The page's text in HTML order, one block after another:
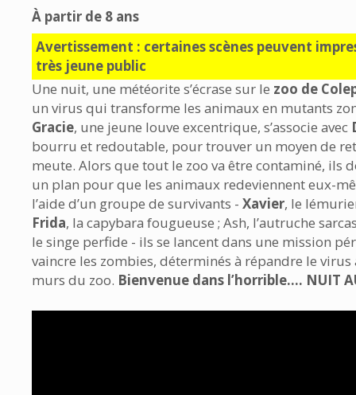
À partir de 8 ans
Avertissement : certaines scènes peuvent
très jeune public
Une nuit, une météorite s’écrase sur le zoo de
un virus qui transforme les animaux en mutants
Gracie, une jeune louve excentrique, s’associe avec
bourru et redoutable, pour trouver un moyen de
meute. Alors que tout le zoo va être contaminé, ils
un plan pour que les animaux redeviennent eux-
l’aide d’un groupe de survivants - Xavier, le
Frida, la capybara fougueuse ; Ash, l’autruche
le singe perfide - ils se lancent dans une mission
vaincre les zombies, déterminés à répandre le virus
murs du zoo. Bienvenue dans l’horrible…. NUIT